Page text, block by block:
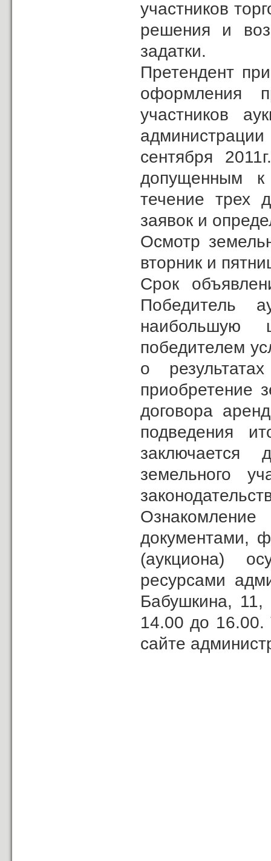
участников
решения и
задатки.
Претендент
оформления
участников
сентября
допущенным
течение трех
заявок и
Осмотр
вторник и
Cрок
Победитель
наибольшую
победителем
о
приобретение
договора
подведения
заключается
земельного
документами,
(аукциона)
ресурсами
Бабушкина,
14.00 до
сайте